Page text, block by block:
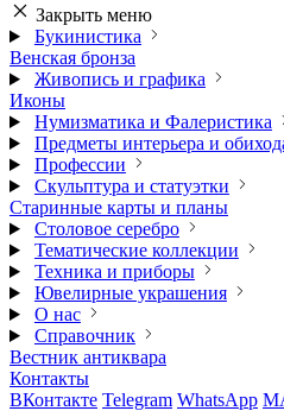
Закрыть меню
Букинистика
Венская бронза
Живопись и графика
Иконы
Нумизматика и Фалеристика
Предметы интерьера и
Профессии
Скульптура и статуэтки
Старинные карты и планы
Столовое серебро
Тематические коллекции
Техника и приборы
Ювелирные украшения
О нас
Справочник
Вестник антиквара
Контакты
ВКонтакте Telegram WhatsApp